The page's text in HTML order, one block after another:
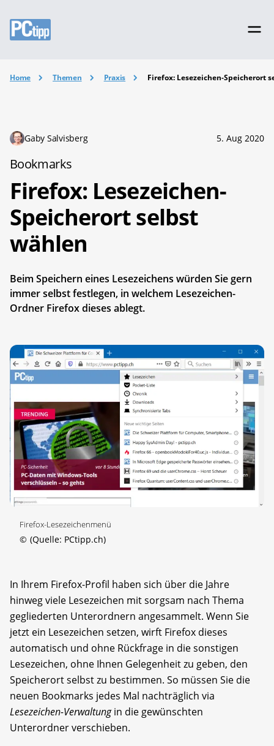
Home Themen Praxis Firefox: Lesezeichen-Speicherort
Gaby Salvisberg 5. Aug 2020
Bookmarks
Firefox: Lesezeichen-
Speicherort selbst
wählen
Beim Speichern eines Lesezeichens würden Sie gern
immer selbst festlegen, in welchem Lesezeichen-
Ordner Firefox dieses ablegt.
Firefox-Lesezeichenmenü
© (Quelle: PCtipp.ch)
In Ihrem Firefox-Profil haben sich über die Jahre
hinweg viele Lesezeichen mit sorgsam nach Thema
gegliederten Unterordnern angesammelt. Wenn Sie
jetzt ein Lesezeichen setzen, wirft Firefox dieses
automatisch und ohne Rückfrage in die sonstigen
Lesezeichen, ohne Ihnen Gelegenheit zu geben, den
Speicherort selbst zu bestimmen. So müssen Sie die
neuen Bookmarks jedes Mal nachträglich via
Lesezeichen-Verwaltungin die gewünschten
Unterordner verschieben.